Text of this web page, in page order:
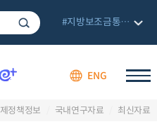
ENG
#지방보조금통합관리망
정책정보 국내연구자료 최신자료